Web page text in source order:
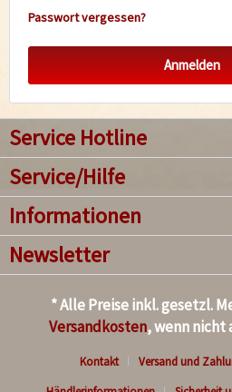
Passwort vergessen?
Anmelden
Service Hotline
Service/Hilfe
Informationen
Newsletter
* Alle Preise inkl. gesetzl.
Versandkosten, wenn nicht
Kontakt
Versand und